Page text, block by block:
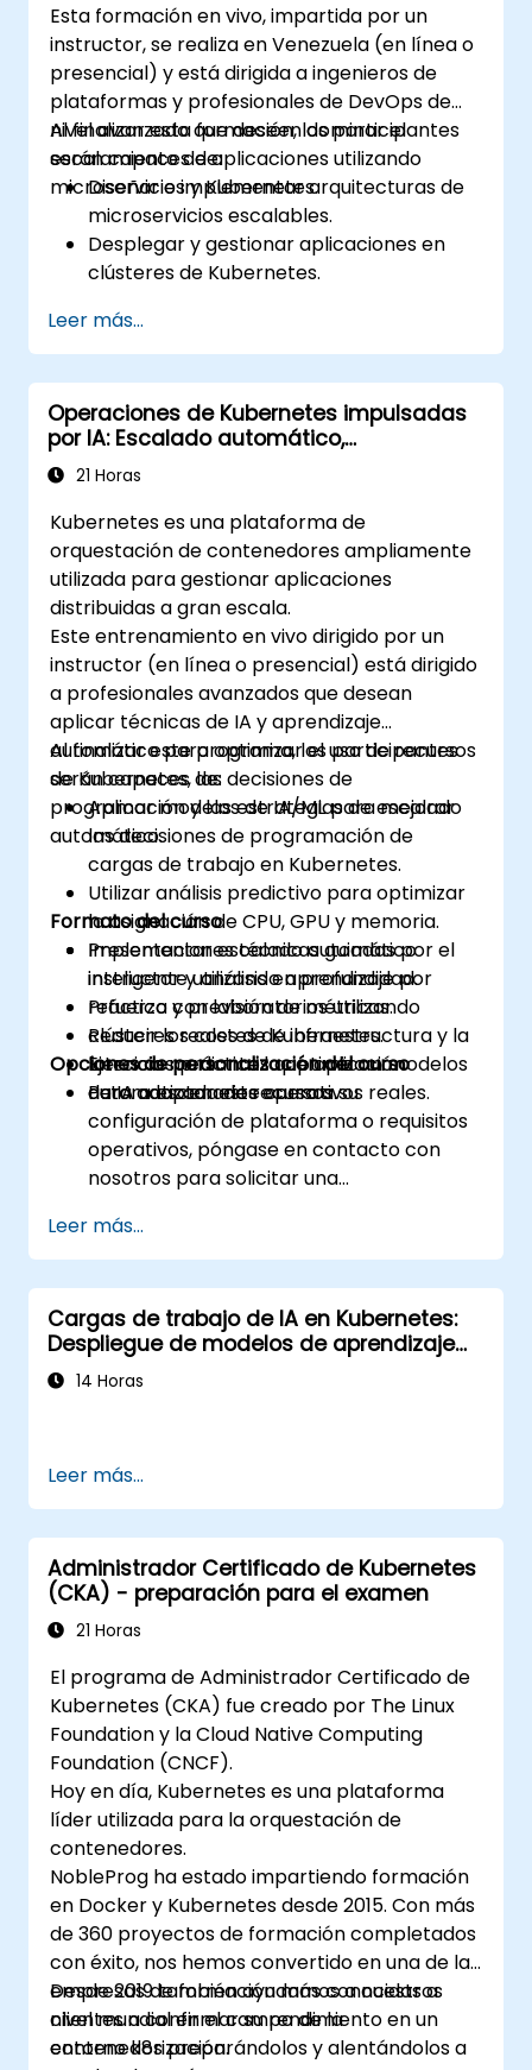
Esta formación en vivo, impartida por un
instructor, se realiza en Venezuela (en línea o
presencial) y está dirigida a ingenieros de
plataformas y profesionales de DevOps de
nivel avanzado que deseen dominar el
escalamiento de aplicaciones utilizando
microservicios y Kubernetes.
Al finalizar esta formación, los participantes
serán capaces de:
Diseñar e implementar arquitecturas de
microservicios escalables.
Desplegar y gestionar aplicaciones en
clústeres de Kubernetes.
despliegue eficiente de servicios.
Monitorear y mantener la salud de los
microservicios en producción.
Aplicar las mejores prácticas de
seguridad y cumplimiento en un entorno
de Kubernetes.
Leer más...
Operaciones de Kubernetes impulsadas
por IA: Escalado automático,
programación y optimización de recursos
21 Horas
Kubernetes es una plataforma de
orquestación de contenedores ampliamente
utilizada para gestionar aplicaciones
distribuidas a gran escala.
Este entrenamiento en vivo dirigido por un
instructor (en línea o presencial) está dirigido
a profesionales avanzados que desean
aplicar técnicas de IA y aprendizaje
automático para optimizar el uso de recursos
de Kubernetes, las decisiones de
programación y las estrategias de escalado
automático.
Al finalizar este programa, los participantes
serán capaces de:
Aplicar modelos de IA/ML para mejorar
las decisiones de programación de
cargas de trabajo en Kubernetes.
Utilizar análisis predictivo para optimizar
la asignación de CPU, GPU y memoria.
Implementar escalado automático
inteligente utilizando aprendizaje por
refuerzo y previsión de métricas.
Reducir los costes de infraestructura y la
latencia mediante la optimización
automatizada de recursos.
Formato del curso
Presentaciones técnicas guiadas por el
instructor y análisis en profundidad.
Práctica con laboratorios utilizando
clústeres reales de Kubernetes.
Ejercicios prácticos que aplican modelos
de IA a escenarios operativos reales.
Opciones de personalización del curso
Para adaptar este curso a su
configuración de plataforma o requisitos
operativos, póngase en contacto con
nosotros para solicitar una
Leer más...
Cargas de trabajo de IA en Kubernetes:
Despliegue de modelos de aprendizaje
automático a escala
14 Horas
Leer más...
Administrador Certificado de Kubernetes
(CKA) - preparación para el examen
21 Horas
El programa de Administrador Certificado de
Kubernetes (CKA) fue creado por The Linux
Foundation y la Cloud Native Computing
Foundation (CNCF).
Hoy en día, Kubernetes es una plataforma
líder utilizada para la orquestación de
contenedores.
NobleProg ha estado impartiendo formación
en Docker y Kubernetes desde 2015. Con más
de 360 proyectos de formación completados
con éxito, nos hemos convertido en una de las
empresas de formación más conocidas a
nivel mundial en el campo de la
contenedorización.
Desde 2019 también ayudamos a nuestros
clientes a confirmar su rendimiento en un
entorno k8s preparándolos y alentándolos a